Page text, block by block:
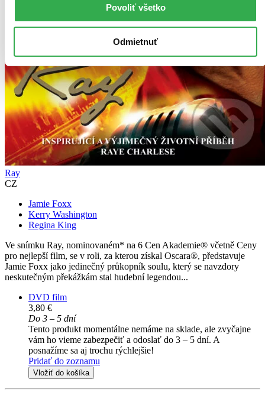
Povoliť všetko
Odmietnuť
Ray
CZ
Jamie Foxx
Kerry Washington
Regina King
Ve snímku Ray, nominovaném* na 6 Cen Akademie® včetně Ceny
pro nejlepší film, se v roli, za kterou získal Oscara®, představuje
Jamie Foxx jako jedinečný průkopník soulu, který se navzdory
neskutečným překážkám stal hudební legendou...
DVD film
3,80 €
Do 3 – 5 dní
Tento produkt momentálne nemáme na sklade, ale zvyčajne
vám ho vieme zabezpečiť a odoslať do 3 – 5 dní. A
posnažíme sa aj trochu rýchlejšie!
Pridať do zoznamu
Vložiť do košíka